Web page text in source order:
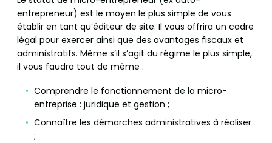
entrepreneur) est le moyen le plus simple de vous
établir en tant qu’éditeur de site. Il vous offrira un cadre
légal pour exercer ainsi que des avantages fiscaux et
administratifs. Même s’il s’agit du régime le plus simple,
il vous faudra tout de même :
Comprendre le fonctionnement de la micro-
entreprise : juridique et gestion ;
Connaître les démarches administratives à réaliser
;